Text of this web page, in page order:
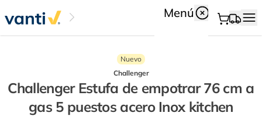
Menú
Nuevo
Challenger
Challenger Estufa de empotrar 76 cm a
gas 5 puestos acero Inox kitchen